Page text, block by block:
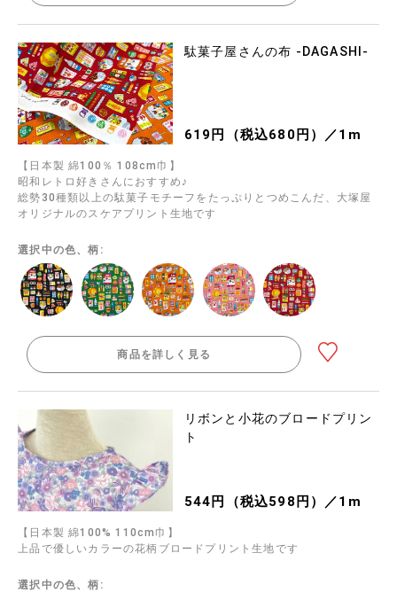
駄菓子屋さんの布 -DAGASHI-
619円（税込680円）／1m
【日本製 綿100％ 108cm巾】
昭和レトロ好きさんにおすすめ♪
総勢30種類以上の駄菓子モチーフをたっぷりとつめこんだ、大塚屋
オリジナルのスケアプリント生地です
選択中の色、柄:
商品を詳しく見る
リボンと小花のブロードプリン
ト
544円（税込598円）／1m
【日本製 綿100% 110cm巾】
上品で優しいカラーの花柄ブロードプリント生地です
選択中の色、柄: